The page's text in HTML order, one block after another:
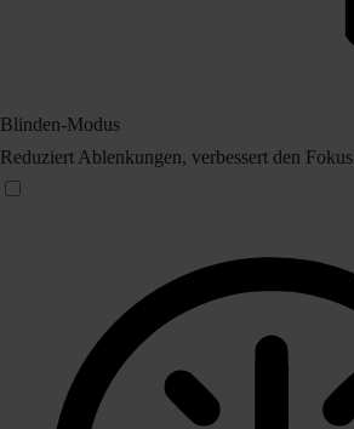
Blinden-Modus
Reduziert Ablenkungen, verbessert den Fokus